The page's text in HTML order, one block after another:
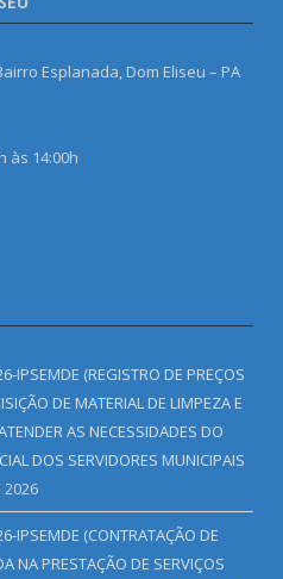
Esplanada, Dom Eliseu – PA
às 14:00h
IPSEMDE (REGISTRO DE PREÇOS
DE MATERIAL DE LIMPEZA E
AS NECESSIDADES DO
DOS SERVIDORES MUNICIPAIS
IPSEMDE (CONTRATAÇÃO DE
NA PRESTAÇÃO DE SERVIÇOS